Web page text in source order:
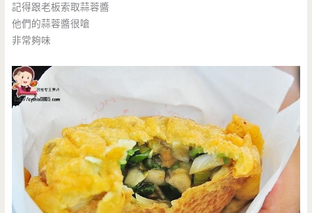
記得跟老板索取蒜蓉醬
他們的蒜蓉醬很嗆
非常夠味